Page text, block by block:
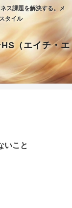
ス課題を解決する。メ
タイル
（エイチ・エ
いこと